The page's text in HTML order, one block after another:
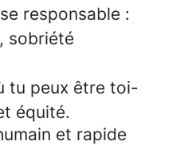
responsable :
sobriété
tu peux être toi-
équité.
et rapide